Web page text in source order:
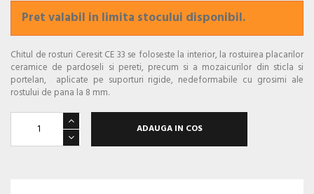
Pret valabil in limita stocului disponibil.
Chitul de rosturi Ceresit CE 33 se foloseste la interior, la rostuirea placarilor
ceramice de pardoseli si pereti, precum si a mozaicurilor din sticla si
portelan, aplicate pe suporturi rigide, nedeformabile cu grosimi ale
rostului de pana la 8 mm.
ADAUGA IN COS